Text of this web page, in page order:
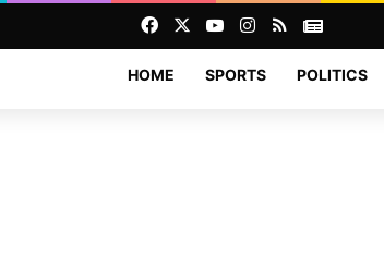
FacebookYouTubeInstagram
RSSNews
HOME SPORTS POLITICS